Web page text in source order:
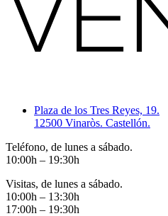
Plaza de los Tres Reyes, 19.
12500 Vinaròs. Castellón.
Teléfono, de lunes a sábado.
10:00h – 19:30h
Visitas, de lunes a sábado.
10:00h – 13:30h
17:00h – 19:30h